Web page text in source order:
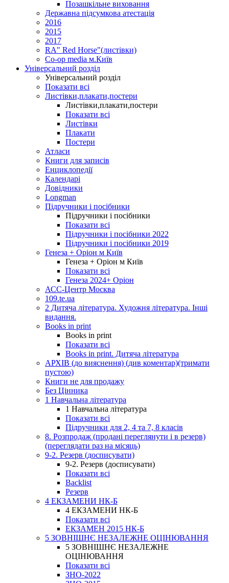
Позашкільне виховання
Державна підсумкова атестація
2016
2015
2017
RA" Red Horse"(листівки)
Co-op media м.Київ
Універсальний розділ
Універсальний розділ
Показати всі
Листівки,плакати,постери
Листівки,плакати,постери
Показати всі
Листівки
Плакати
Постери
Атласи
Книги для записів
Енциклопедії
Календарі
Довідники
Longman
Підручники і посібники
Підручники і посібники
Показати всі
Підручники і посібники 2022
Підручники і посібники 2019
Генеза + Оріон м Київ
Генеза + Оріон м Київ
Показати всі
Генеза 2024+ Оріон
АСС-Центр Москва
109.te.ua
2 Дитяча література. Художня література. Інші
видання.
Books in print
Books in print
Показати всі
Books in print. Дитяча література
АРХІВ (до вияснення) (див коментар)(тримати
пустою)
Книги не для продажу
Без Цінника
1 Навчальна література
1 Навчальна література
Показати всі
Підручники для 2, 4 та 7, 8 класів
8. Розпродаж (продані переглянути і в резерв)
(переглядати раз на місяць)
9-2. Резерв (досписувати)
9-2. Резерв (досписувати)
Показати всі
Backlist
Резерв
4 ЕКЗАМЕНИ НК-Б
4 ЕКЗАМЕНИ НК-Б
Показати всі
ЕКЗАМЕН 2015 НК-Б
5 ЗОВНІШНЄ НЕЗАЛЕЖНЕ ОЦІНЮВАННЯ
5 ЗОВНІШНЄ НЕЗАЛЕЖНЕ
ОЦІНЮВАННЯ
Показати всі
ЗНО-2022